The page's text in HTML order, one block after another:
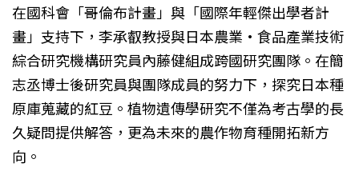
在國科會「哥倫布計畫」與「國際年輕傑出學者計
畫」支持下，李承叡教授與日本農業·食品產業技術
綜合研究機構研究員內藤健組成跨國研究團隊。在簡
志丞博士後研究員與團隊成員的努力下，探究日本種
原庫蒐藏的紅豆。植物遺傳學研究不僅為考古學的長
久疑問提供解答，更為未來的農作物育種開拓新方
向。